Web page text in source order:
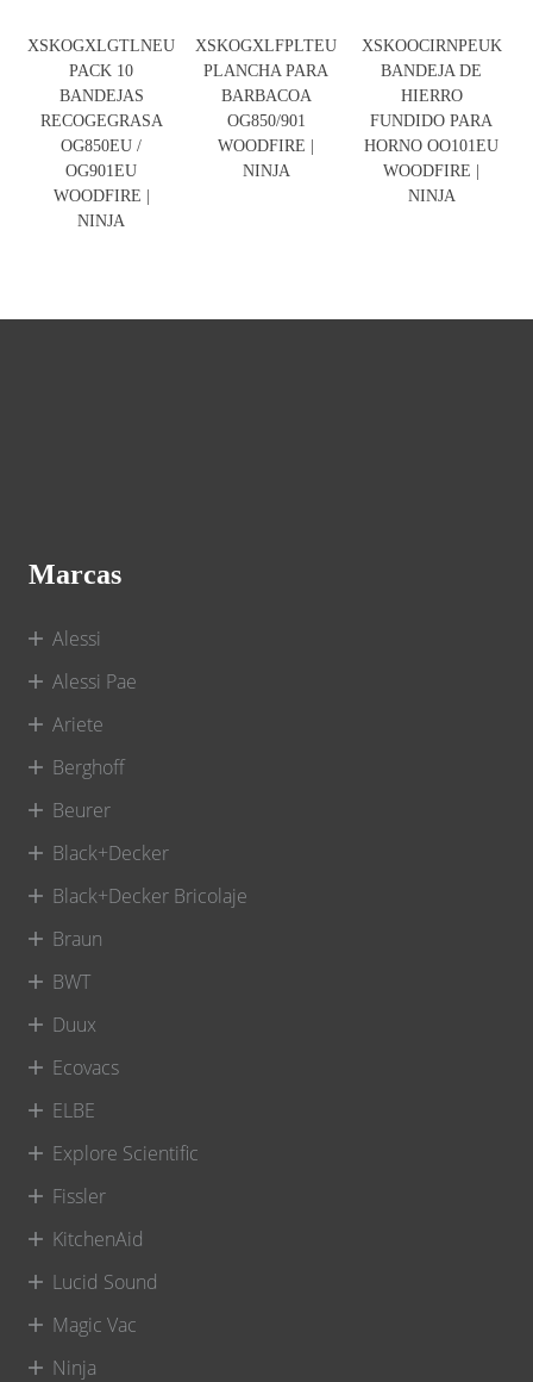
XSKOGXLGTLNEU
PACK 10
BANDEJAS
RECOGEGRASA
OG850EU /
OG901EU
WOODFIRE |
NINJA
XSKOGXLFPLTEU
PLANCHA PARA
BARBACOA
OG850/901
WOODFIRE |
NINJA
XSKOOCIRNPEUK
BANDEJA DE
HIERRO
FUNDIDO PARA
HORNO OO101EU
WOODFIRE |
NINJA
Marcas
Alessi
Alessi Pae
Ariete
Berghoff
Beurer
Black+Decker
Black+Decker Bricolaje
Braun
BWT
Duux
Ecovacs
ELBE
Explore Scientific
Fissler
KitchenAid
Lucid Sound
Magic Vac
Ninja